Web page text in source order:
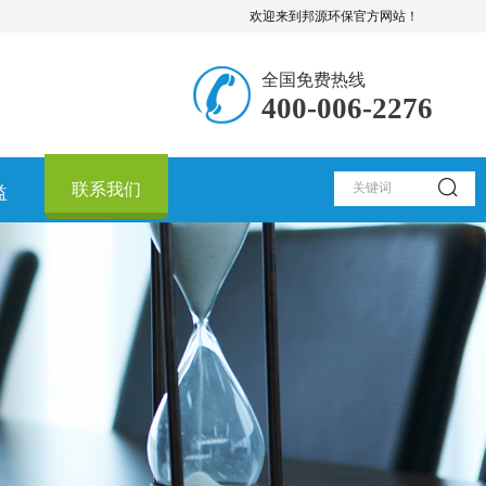
欢迎来到邦源环保官方网站！
全国免费热线
400-006-2276
联系我们